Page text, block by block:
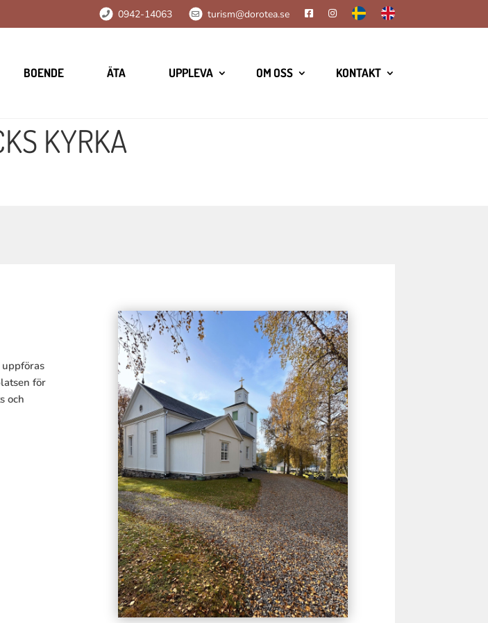
0942-14063 turism@dorotea.se
BOENDE ÄTA UPPLEVA OM OSS KONTAKT
KYRKA
för
och